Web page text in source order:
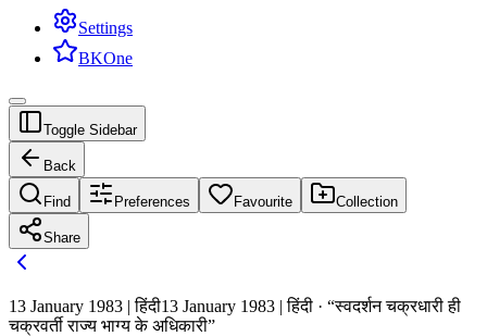
Settings
BKOne
Toggle Sidebar
Back
Find Preferences Favourite Collection
Share
13 January 1983 | हिंदी13 January 1983 | हिंदी · “स्वदर्शन चक्रधारी ही
चक्रवर्ती राज्य भाग्य के अधिकारी”